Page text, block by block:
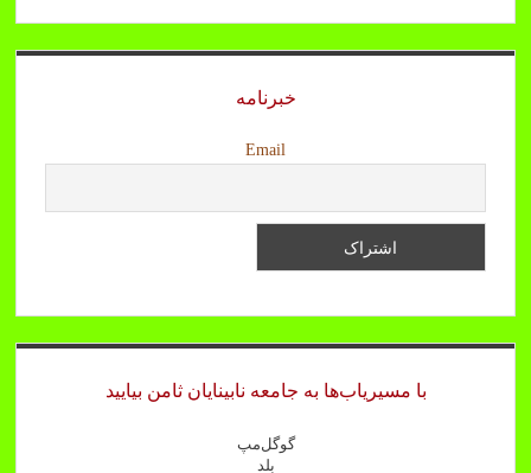
خبرنامه
Email
با مسیریاب‌ها به جامعه نابینایان ثامن بیایید
گوگل‌مپ
بلد